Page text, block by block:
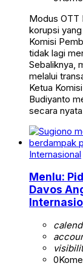
Modus OTT
korupsi
Komisi
tidak lagi
Sebaliknya,
melalui
Ketua
Budiyanto
secara
Internasional
Menlu:
Davos
0